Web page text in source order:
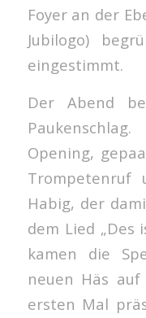
Foyer an der
Jubilogo)
eingestimmt.
Der Abend
Opening,
Trompetenruf
Habig, der
dem Lied „Des
kamen die
neuen Häs
ersten Mal